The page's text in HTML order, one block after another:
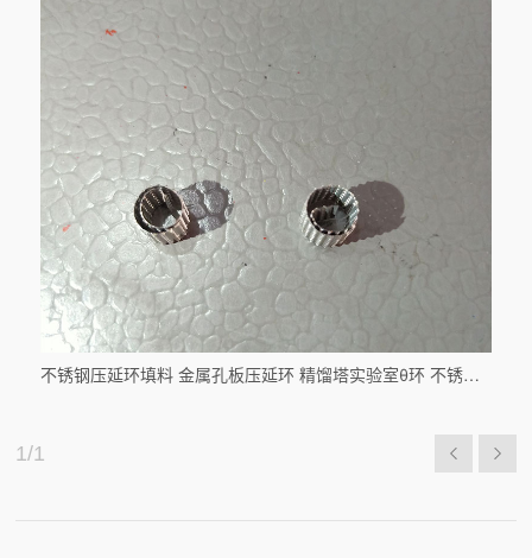
不锈钢压延环填料 金属孔板压延环 精馏塔实验室θ环 不锈钢孔板狄克松填料
1/1